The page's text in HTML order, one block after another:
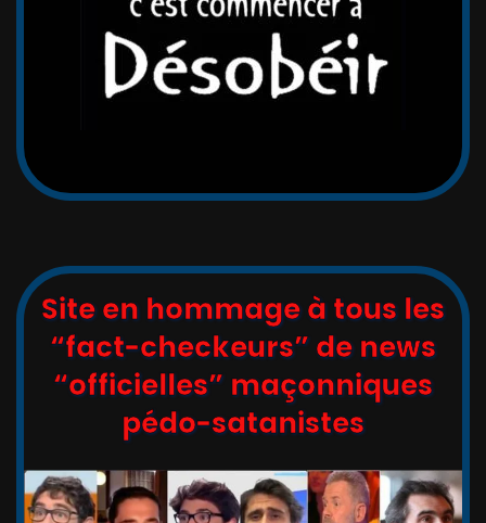
Site en hommage à tous les
“fact-checkeurs” de news
“officielles” maçonniques
pédo-satanistes